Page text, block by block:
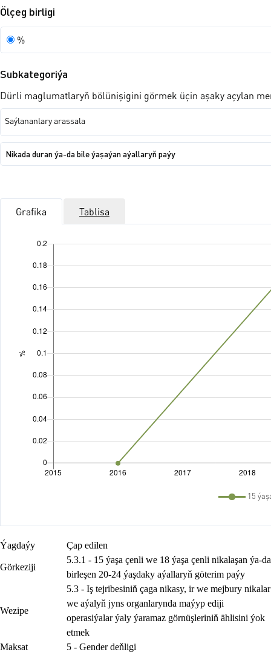
Ýagdaýy Çap edilen
Görkeziji
5.3.1 - 15 ýaşa çenli we 18 ýaşa çenli nikalaşan ýa-da
birleşen 20-24 ýaşdaky aýallaryň göterim paýy
Wezipe
5.3 - Iş tejribesiniň çaga nikasy, ir we mejbury nikalar
we aýalyň jyns organlarynda maýyp ediji
operasiýalar ýaly ýaramaz görnüşleriniň ählisini ýok
etmek
Maksat
5 - Gender deňligi